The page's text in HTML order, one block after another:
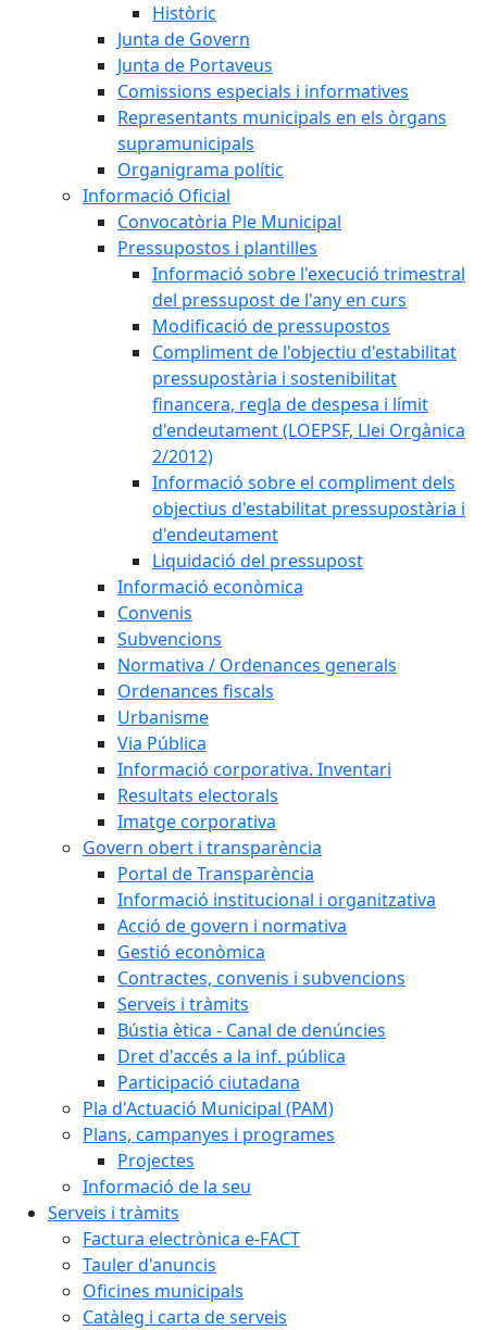
Històric
Junta de Govern
Junta de Portaveus
Comissions especials i informatives
Representants municipals en els òrgans
supramunicipals
Organigrama polític
Informació Oficial
Convocatòria Ple Municipal
Pressupostos i plantilles
Informació sobre l'execució trimestral
del pressupost de l'any en curs
Modificació de pressupostos
Compliment de l'objectiu d'estabilitat
pressupostària i sostenibilitat
financera, regla de despesa i límit
d'endeutament (LOEPSF, Llei Orgànica
2/2012)
Informació sobre el compliment dels
objectius d'estabilitat pressupostària i
d'endeutament
Liquidació del pressupost
Informació econòmica
Convenis
Subvencions
Normativa / Ordenances generals
Ordenances fiscals
Urbanisme
Via Pública
Informació corporativa. Inventari
Resultats electorals
Imatge corporativa
Govern obert i transparència
Portal de Transparència
Informació institucional i organitzativa
Acció de govern i normativa
Gestió econòmica
Contractes, convenis i subvencions
Serveis i tràmits
Bústia ètica - Canal de denúncies
Dret d'accés a la inf. pública
Participació ciutadana
Pla d'Actuació Municipal (PAM)
Plans, campanyes i programes
Projectes
Informació de la seu
Serveis i tràmits
Factura electrònica e-FACT
Tauler d'anuncis
Oficines municipals
Catàleg i carta de serveis